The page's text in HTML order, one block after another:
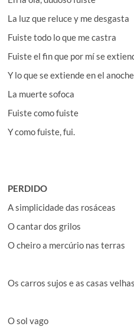
La luz que reluce y me desgasta
Fuiste todo lo que me castra
Fuiste el fin que por mí se
Y lo que se extiende en el
La muerte sofoca
Fuiste como fuiste
Y como fuiste, fui.
PERDIDO
A simplicidade das rosáceas
O cantar dos grilos
O cheiro a mercúrio nas terras
Os carros sujos e as casas velhas
O sol vago